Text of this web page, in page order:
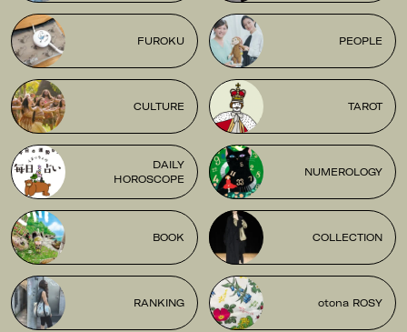
FUROKU PEOPLE
CULTURE TAROT
DAILY
HOROSCOPE
NUMEROLOGY
BOOK COLLECTION
RANKING otona ROSY